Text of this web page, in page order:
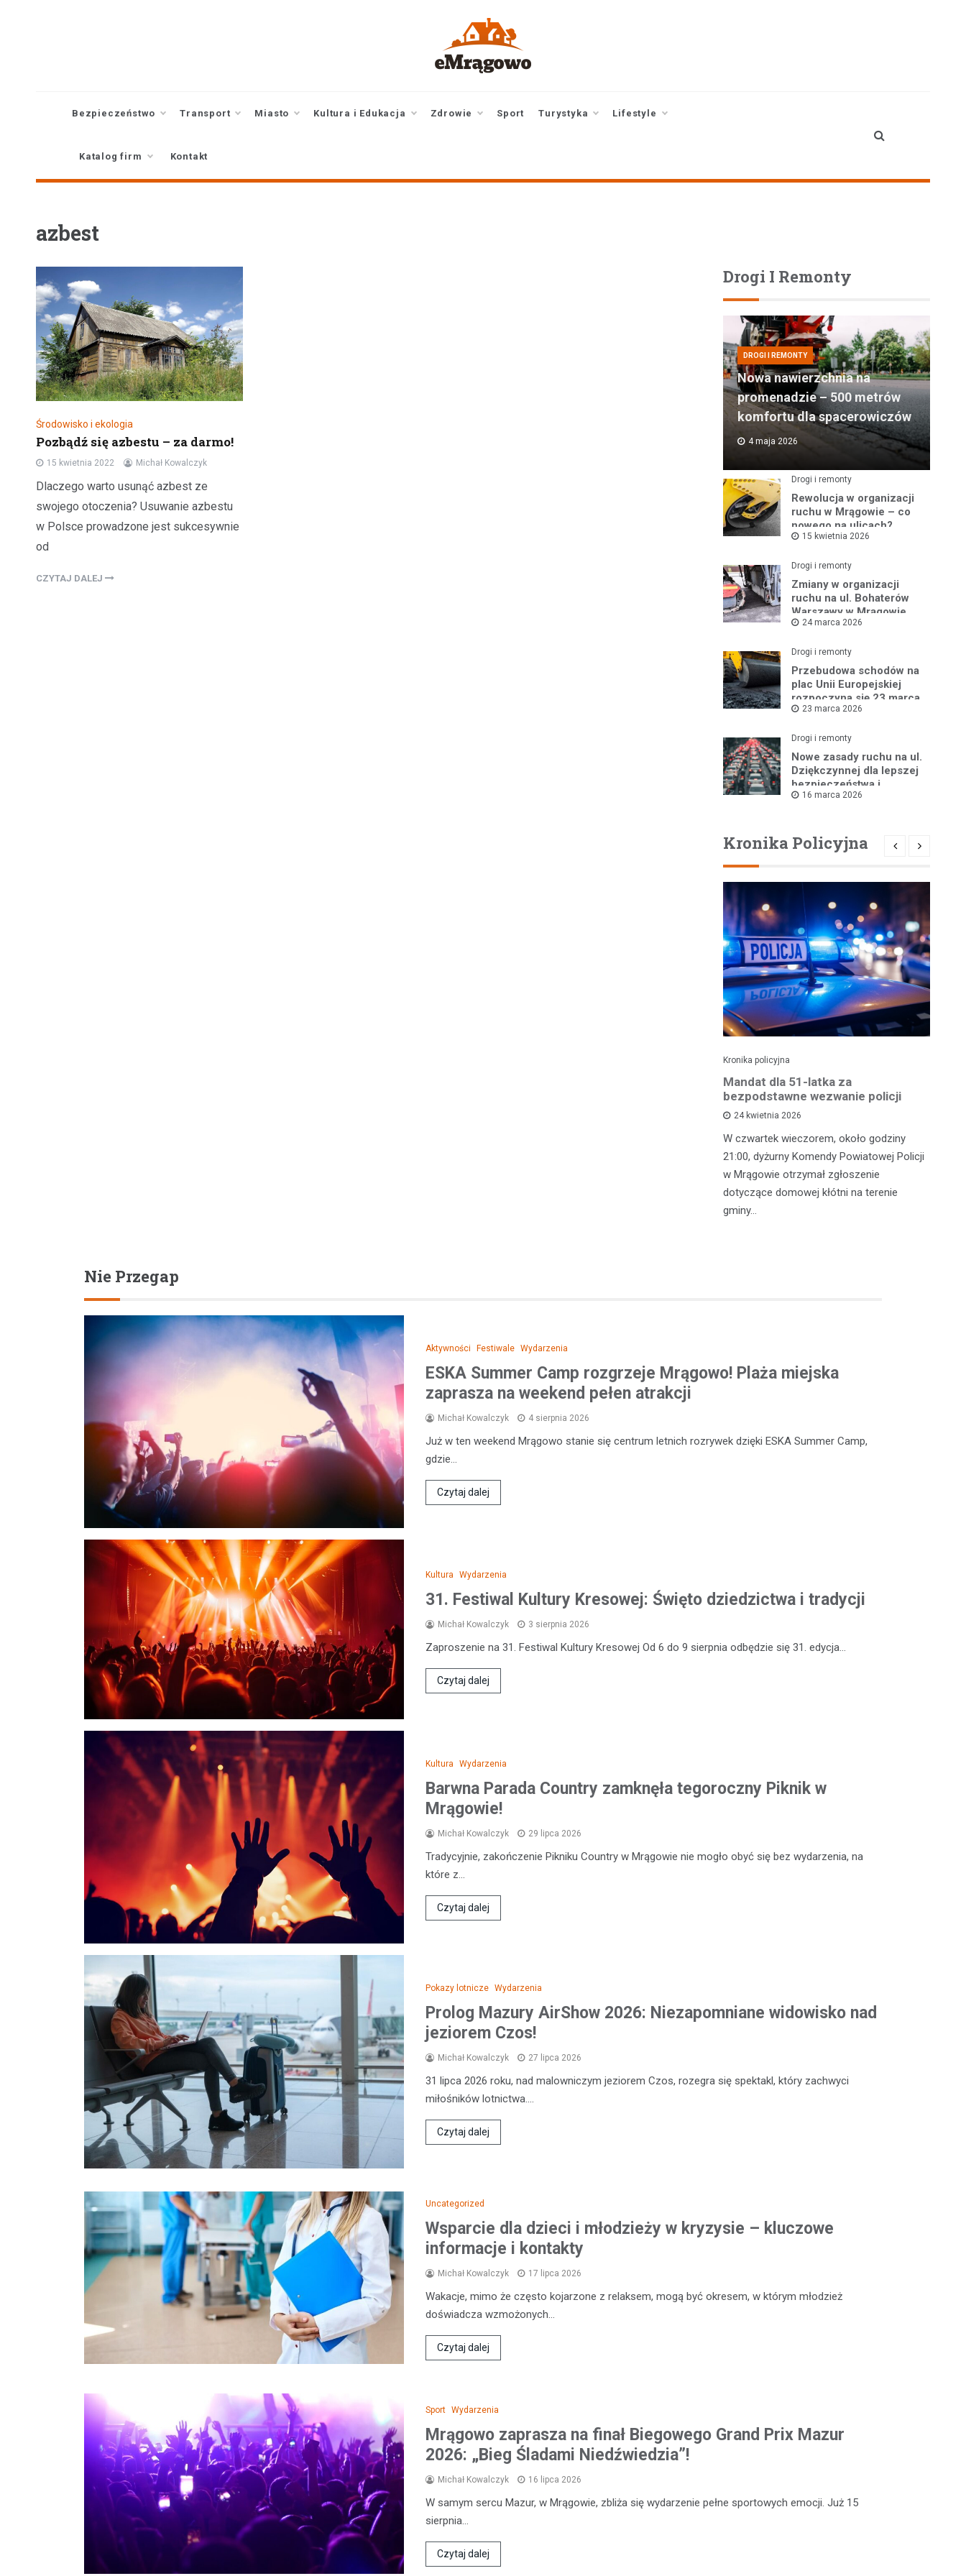
newsy
Bezpieczeństwo Transport Miasto Kultura i Edukacja Zdrowie Sport Turystyka Lifestyle
Katalog firm Kontakt
azbest
Środowisko i ekologia
Pozbądź się azbestu – za darmo!
15 kwietnia 2022 Michał Kowalczyk
Dlaczego warto usunąć azbest ze
swojego otoczenia? Usuwanie azbestu
w Polsce prowadzone jest sukcesywnie
od
CZYTAJ DALEJ
Drogi I Remonty
DROGI I REMONTY
Nowa nawierzchnia na
promenadzie – 500 metrów
komfortu dla spacerowiczów
4 maja 2026
Drogi i remonty
Rewolucja w organizacji
ruchu w Mrągowie – co
nowego na ulicach?
15 kwietnia 2026
Drogi i remonty
Zmiany w organizacji
ruchu na ul. Bohaterów
Warszawy w Mrągowie
24 marca 2026
Drogi i remonty
Przebudowa schodów na
plac Unii Europejskiej
rozpoczyna się 23 marca
23 marca 2026
Drogi i remonty
Nowe zasady ruchu na ul.
Dziękczynnej dla lepszej
bezpieczeństwa i
płynności jazdy
16 marca 2026
Kronika Policyjna
Kronika policyjna
Mandat dla 51-latka za
bezpodstawne wezwanie policji
24 kwietnia 2026
W czwartek wieczorem, około godziny
21:00, dyżurny Komendy Powiatowej Policji
w Mrągowie otrzymał zgłoszenie
dotyczące domowej kłótni na terenie
gminy…
Nie Przegap
Aktywności Festiwale Wydarzenia
ESKA Summer Camp rozgrzeje Mrągowo! Plaża miejska
zaprasza na weekend pełen atrakcji
Michał Kowalczyk 4 sierpnia 2026
Już w ten weekend Mrągowo stanie się centrum letnich rozrywek dzięki ESKA Summer Camp,
gdzie…
Czytaj dalej
Kultura Wydarzenia
31. Festiwal Kultury Kresowej: Święto dziedzictwa i tradycji
Michał Kowalczyk 3 sierpnia 2026
Zaproszenie na 31. Festiwal Kultury Kresowej Od 6 do 9 sierpnia odbędzie się 31. edycja…
Czytaj dalej
Kultura Wydarzenia
Barwna Parada Country zamknęła tegoroczny Piknik w
Mrągowie!
Michał Kowalczyk 29 lipca 2026
Tradycyjnie, zakończenie Pikniku Country w Mrągowie nie mogło obyć się bez wydarzenia, na
które z…
Czytaj dalej
Pokazy lotnicze Wydarzenia
Prolog Mazury AirShow 2026: Niezapomniane widowisko nad
jeziorem Czos!
Michał Kowalczyk 27 lipca 2026
31 lipca 2026 roku, nad malowniczym jeziorem Czos, rozegra się spektakl, który zachwyci
miłośników lotnictwa.…
Czytaj dalej
Uncategorized
Wsparcie dla dzieci i młodzieży w kryzysie – kluczowe
informacje i kontakty
Michał Kowalczyk 17 lipca 2026
Wakacje, mimo że często kojarzone z relaksem, mogą być okresem, w którym młodzież
doświadcza wzmożonych…
Czytaj dalej
Sport Wydarzenia
Mrągowo zaprasza na finał Biegowego Grand Prix Mazur
2026: „Bieg Śladami Niedźwiedzia”!
Michał Kowalczyk 16 lipca 2026
W samym sercu Mazur, w Mrągowie, zbliża się wydarzenie pełne sportowych emocji. Już 15
sierpnia…
Czytaj dalej